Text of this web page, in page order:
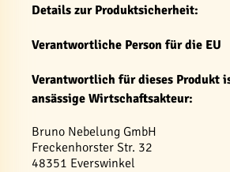
Details zur Produktsicherheit:
Verantwortliche Person für die EU
Verantwortlich für dieses Produkt
ansässige Wirtschaftsakteur:
Bruno Nebelung GmbH
Freckenhorster Str. 32
48351 Everswinkel